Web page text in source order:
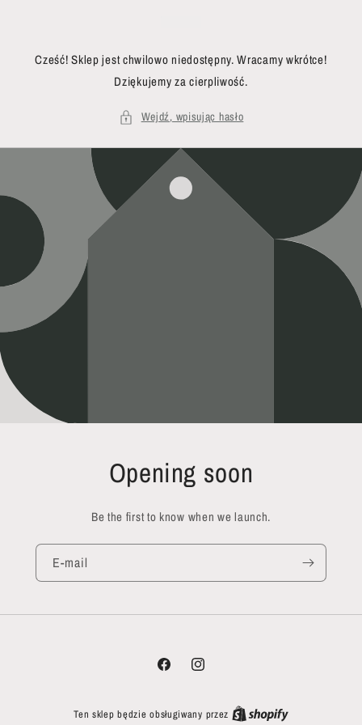
Cześć! Sklep jest chwilowo niedostępny. Wracamy wkrótce!
Dziękujemy za cierpliwość.
Wejdź, wpisując hasło
Opening soon
Be the first to know when we launch.
E-mail
FacebookInstagram
Ten sklep będzie obsługiwany przez